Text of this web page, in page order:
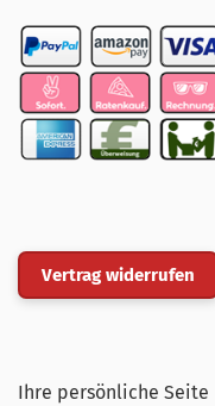
Vertrag widerrufen
Ihre persönliche Seite